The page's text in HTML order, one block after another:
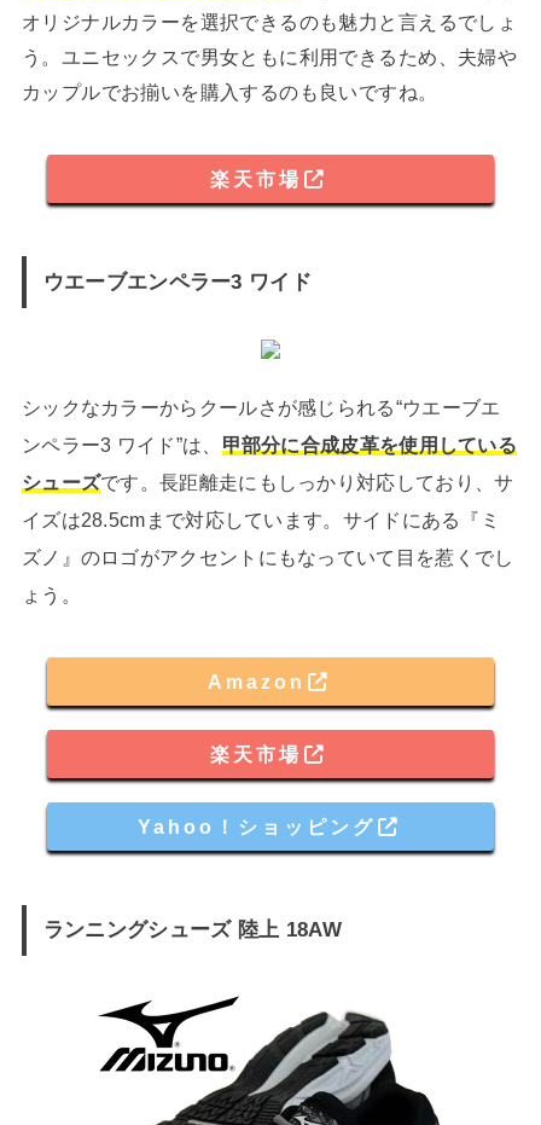
オリジナルカラーを選択できるのも魅力と言えるでしょ
う。ユニセックスで男女ともに利用できるため、夫婦や
カップルでお揃いを購入するのも良いですね。
楽天市場
ウエーブエンペラー3 ワイド
シックなカラーからクールさが感じられる“ウエーブエ
ンペラー3 ワイド”は、 甲部分に合成皮革を使用している
シューズです。長距離走にもしっかり対応しており、サ
イズは28.5cmまで対応しています。サイドにある『ミ
ズノ』のロゴがアクセントにもなっていて目を惹くでし
ょう。
Amazon
楽天市場
Yahoo！ショッピング
ランニングシューズ 陸上 18AW